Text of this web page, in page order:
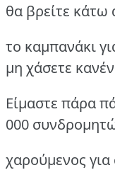
θα βρείτε κάτω
το καμπανάκι
μη χάσετε
Είμαστε πάρα
000
χαρούμενος για